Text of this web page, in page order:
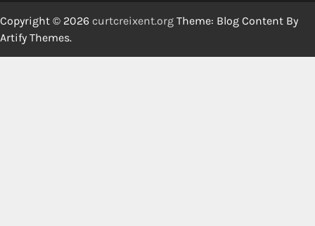
Copyright © 2026 curtcreixent.org Theme: Blog Content By
Artify Themes.